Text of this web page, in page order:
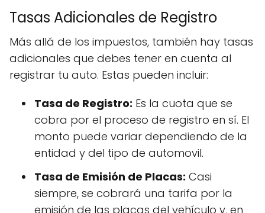
Tasas Adicionales de Registro
Más allá de los impuestos, también hay tasas
adicionales que debes tener en cuenta al
registrar tu auto. Estas pueden incluir:
Tasa de Registro: Es la cuota que se
cobra por el proceso de registro en sí. El
monto puede variar dependiendo de la
entidad y del tipo de automovil.
Tasa de Emisión de Placas: Casi
siempre, se cobrará una tarifa por la
emisión de las placas del vehículo y, en